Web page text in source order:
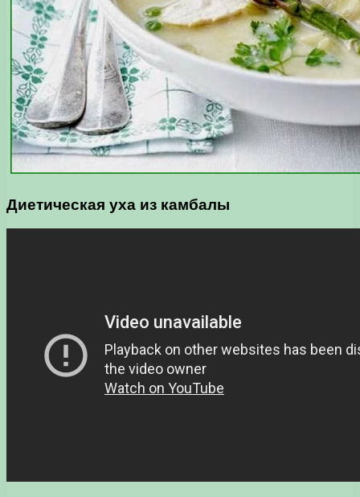
Диетическая уха из камбалы